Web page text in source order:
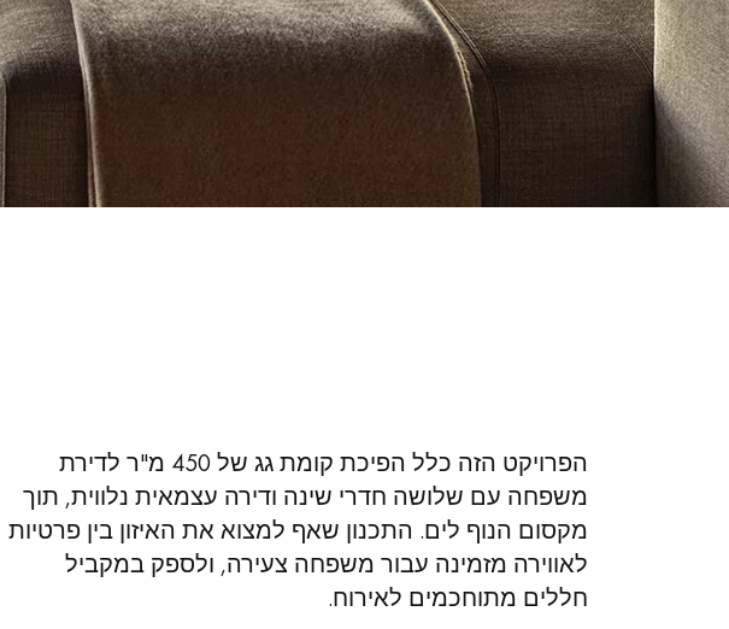
הפרויקט הזה כלל הפיכת קומת גג של 450 מ"ר לדירת
משפחה עם שלושה חדרי שינה ודירה עצמאית נלווית, תוך
מקסום הנוף לים. התכנון שאף למצוא את האיזון בין פרטיות
לאווירה מזמינה עבור משפחה צעירה, ולספק במקביל
חללים מתוחכמים לאירוח.